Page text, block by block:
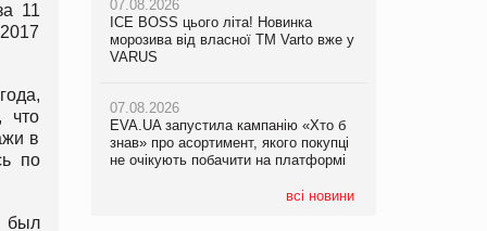
11
что
в
по
был
07.08.2026
ICE BOSS цього літа! Новинка
морозива від власної ТМ Varto вже у
VARUS
07.08.2026
EVA.UA запустила кампанію «Хто б
знав» про асортимент, якого покупці
не очікують побачити на платформі
всі новини
06.08.2026
Смачна новинка для хвостатих: у
VARUS з’явилися паучі Varto Paw
05.08.2026
Мережа супермаркетів VARUS купує
мережу магазинів формату
компанія налічуватиме 374 магазини
07.08.2026
Франція заборонила рекламні дзвінки